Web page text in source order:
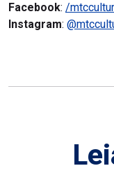
Facebook: /
Instagram: